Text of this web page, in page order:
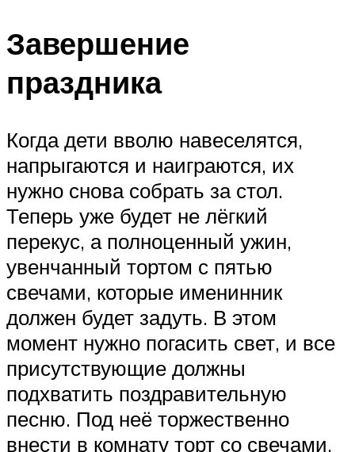
Завершение
праздника
Когда дети вволю навеселятся,
напрыгаются и наиграются, их
нужно снова собрать за стол.
Теперь уже будет не лёгкий
перекус, а полноценный ужин,
увенчанный тортом с пятью
свечами, которые именинник
должен будет задуть. В этом
момент нужно погасить свет, и все
присутствующие должны
подхватить поздравительную
песню. Под неё торжественно
внести в комнату торт со свечами.